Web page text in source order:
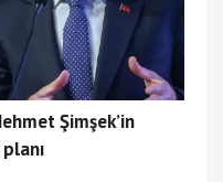
Şimşek’in